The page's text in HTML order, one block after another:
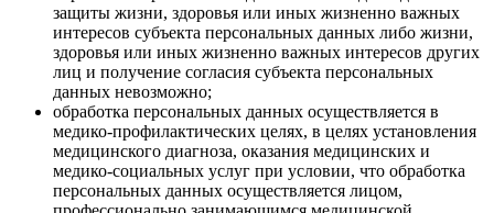
защиты жизни, здоровья или иных жизненно важных
интересов субъекта персональных данных либо жизни,
здоровья или иных жизненно важных интересов других
лиц и получение согласия субъекта персональных
данных невозможно;
обработка персональных данных осуществляется в
медико-профилактических целях, в целях установления
медицинского диагноза, оказания медицинских и
медико-социальных услуг при условии, что обработка
персональных данных осуществляется лицом,